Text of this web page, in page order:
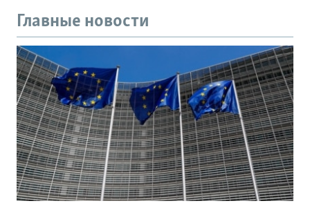
Главные новости